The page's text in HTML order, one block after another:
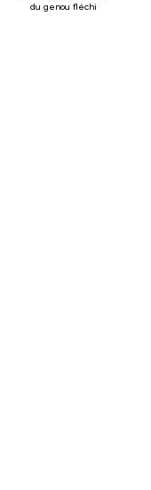
du genou fléchi